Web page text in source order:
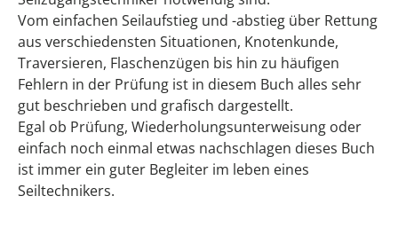
Vom einfachen Seilaufstieg und -abstieg über Rettung
aus verschiedensten Situationen, Knotenkunde,
Traversieren, Flaschenzügen bis hin zu häufigen
Fehlern in der Prüfung ist in diesem Buch alles sehr
gut beschrieben und grafisch dargestellt.
Egal ob Prüfung, Wiederholungsunterweisung oder
einfach noch einmal etwas nachschlagen dieses Buch
ist immer ein guter Begleiter im leben eines
Seiltechnikers.